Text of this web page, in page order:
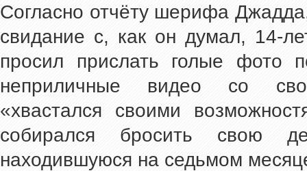
Согласно отчёту шерифа
свидание с, как он думал, 14-
просил прислать голые фото
неприличные видео со
«хвастался своими
собирался бросить свою
находившуюся на седьмом